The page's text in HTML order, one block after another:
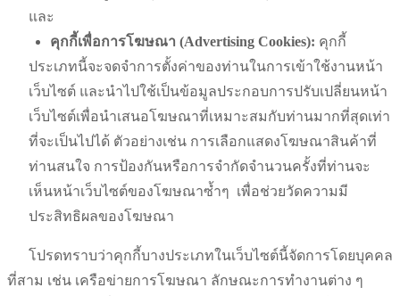
และ
คุกกี้เพื่อการโฆษณา (Advertising Cookies): คุกกี้
ประเภทนี้จะจดจำการตั้งค่าของท่านในการเข้าใช้งานหน้า
เว็บไซต์ และนำไปใช้เป็นข้อมูลประกอบการปรับเปลี่ยนหน้า
เว็บไซต์เพื่อนำเสนอโฆษณาที่เหมาะสมกับท่านมากที่สุดเท่า
ที่จะเป็นไปได้ ตัวอย่างเช่น การเลือกแสดงโฆษณาสินค้าที่
ท่านสนใจ การป้องกันหรือการจำกัดจำนวนครั้งที่ท่านจะ
เห็นหน้าเว็บไซต์ของโฆษณาซ้ำๆ เพื่อช่วยวัดความมี
ประสิทธิผลของโฆษณา
โปรดทราบว่าคุกกี้บางประเภทในเว็บไซต์นี้จัดการโดยบุคคล
ที่สาม เช่น เครือข่ายการโฆษณา ลักษณะการทำงานต่าง ๆ